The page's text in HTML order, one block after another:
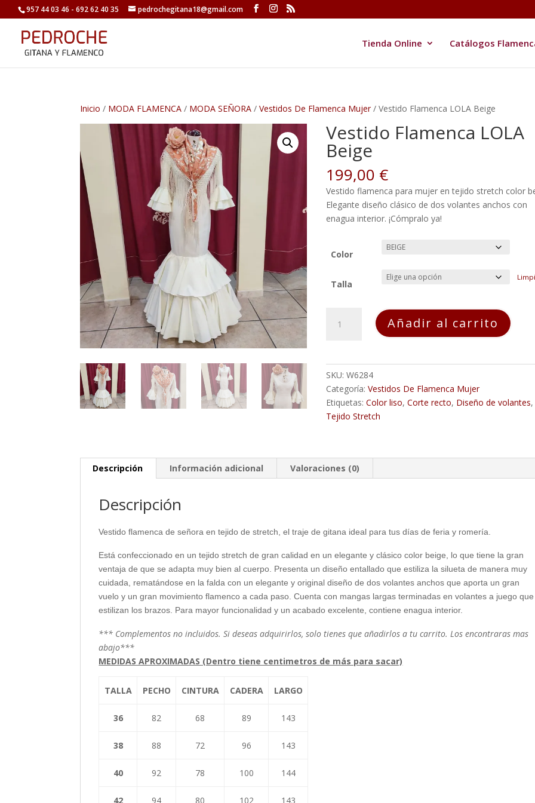
957 44 03 46 - 692 62 40 35 pedrochegitana18@gmail.com
Tienda Online Catálogos
Inicio / MODA FLAMENCA / MODA SEÑORA /Vestidos De Flamenca Mujer/ Vestido Flamenca LOLA Beige
Vestido Flamenca LOLA
Beige
199,00 €
Vestido flamenca para mujer en tejido stretch color
Elegante diseño clásico de dos volantes anchos con
enagua interior. ¡Cómpralo ya!
Color
Talla
Flamenca
Añadir al carrito
SKU:W6284
Categoría:Vestidos De Flamenca Mujer
Etiquetas:Color liso,Corte recto, Diseño de volantes,
Tejido Stretch
Descripción Información adicional Valoraciones (0)
Descripción
Vestido flamenca de señora en tejido de stretch, el traje de gitana ideal para tus días de feria y romería.
Está confeccionado en un tejido stretch de gran calidad en un elegante y clásico color beige, lo que tiene la gran
ventaja de que se adapta muy bien al cuerpo. Presenta un diseño entallado que estiliza la silueta de manera muy
cuidada, rematándose en la falda con un elegante y original diseño de dos volantes anchos que aporta un gran
vuelo y un gran movimiento flamenco a cada paso. Cuenta con mangas largas terminadas en volantes a juego que
estilizan los brazos. Para mayor funcionalidad y un acabado excelente, contiene enagua interior.
*** Complementos no incluidos. Si deseas adquirirlos, solo tienes que añadirlos a tu carrito. Los encontraras mas
abajo***
MEDIDAS APROXIMADAS (Dentro tiene centimetros de más para sacar)
TALLA PECHO CINTURA CADERA LARGO
36 82 68 89 143
38 88 72 96 143
40 92 78 100 144
42 94 80 102 143